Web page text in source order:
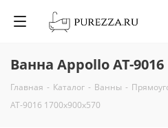
Ванна Appollo АТ-9016
Главная - Каталог - Ванны -
АТ-9016 1700х900х570